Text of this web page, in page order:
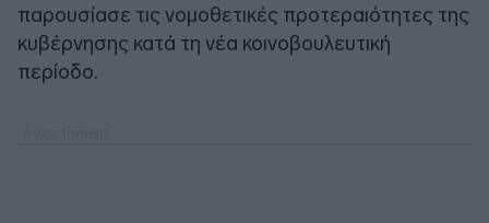
παρουσίασε τις νομοθετικές προτεραιότητες της
κυβέρνησης κατά τη νέα κοινοβουλευτική
περίοδο.